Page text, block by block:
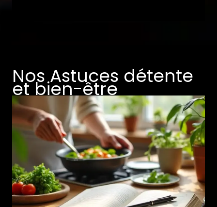
Nos Astuces détente
et bien-être